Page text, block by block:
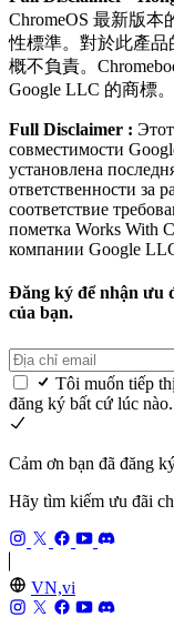
ChromeOS 最新版
性標準。對於此產品
概不負責。
Google LLC 的商標。
Full Disclaimer :
совместимости
установлена
ответственности за
соответствие
пометка Works With
компании Google
Đăng ký để nhận ưu
của bạn.
Tôi muốn tiếp
đăng ký bất cứ lúc
Cảm ơn bạn đã đăng
Hãy tìm kiếm ưu đãi
VN,vi